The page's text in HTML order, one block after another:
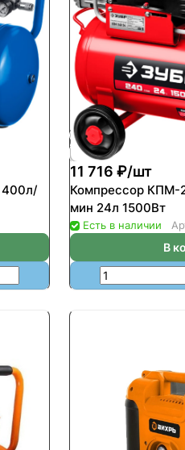
11 716 ₽/шт
Компрессор
мин 24л 1500Вт
Есть в наличии
В